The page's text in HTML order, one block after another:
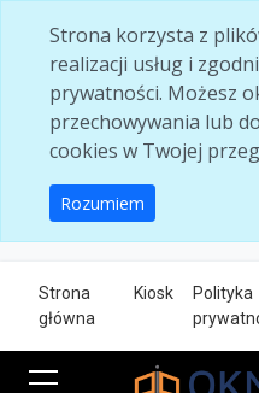
Strona korzysta z
realizacji usług i
prywatności. Możesz
przechowywania lub
cookies w Twojej
Rozumiem
Strona
główna
Kiosk
Polityka